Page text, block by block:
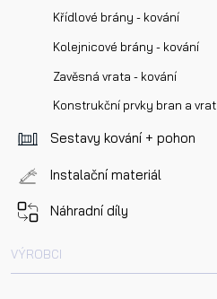
Křídlové brány - kování
Kolejnicové brány - kování
Zavěsná vrata - kování
Konstrukční prvky bran a vrat
Sestavy kování + pohon
Instalační materiál
Náhradní díly
VÝROBCI